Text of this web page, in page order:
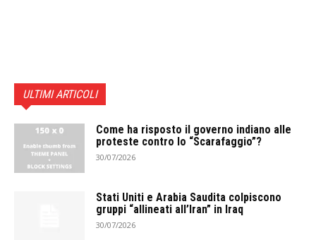
ULTIMI ARTICOLI
Come ha risposto il governo indiano alle
proteste contro lo “Scarafaggio”?
30/07/2026
Stati Uniti e Arabia Saudita colpiscono
gruppi “allineati all’Iran” in Iraq
30/07/2026